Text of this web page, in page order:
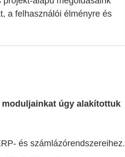
a felhasználói élményre és
úgy alakítottuk
és számlázórendszereihez.